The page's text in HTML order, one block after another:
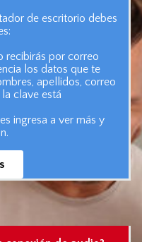
de escritorio debes
recibirás por correo
los datos que te
apellidos, correo
clave está
ingresa a ver más y